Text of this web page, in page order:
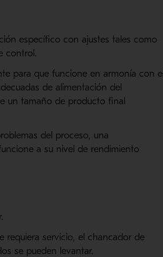
específico con ajustes tales como
control.
para que funcione en armonía con el
de alimentación del
un tamaño de producto final
del proceso, una
a su nivel de rendimiento
requiera servicio, el chancador de
​​se pueden levantar.